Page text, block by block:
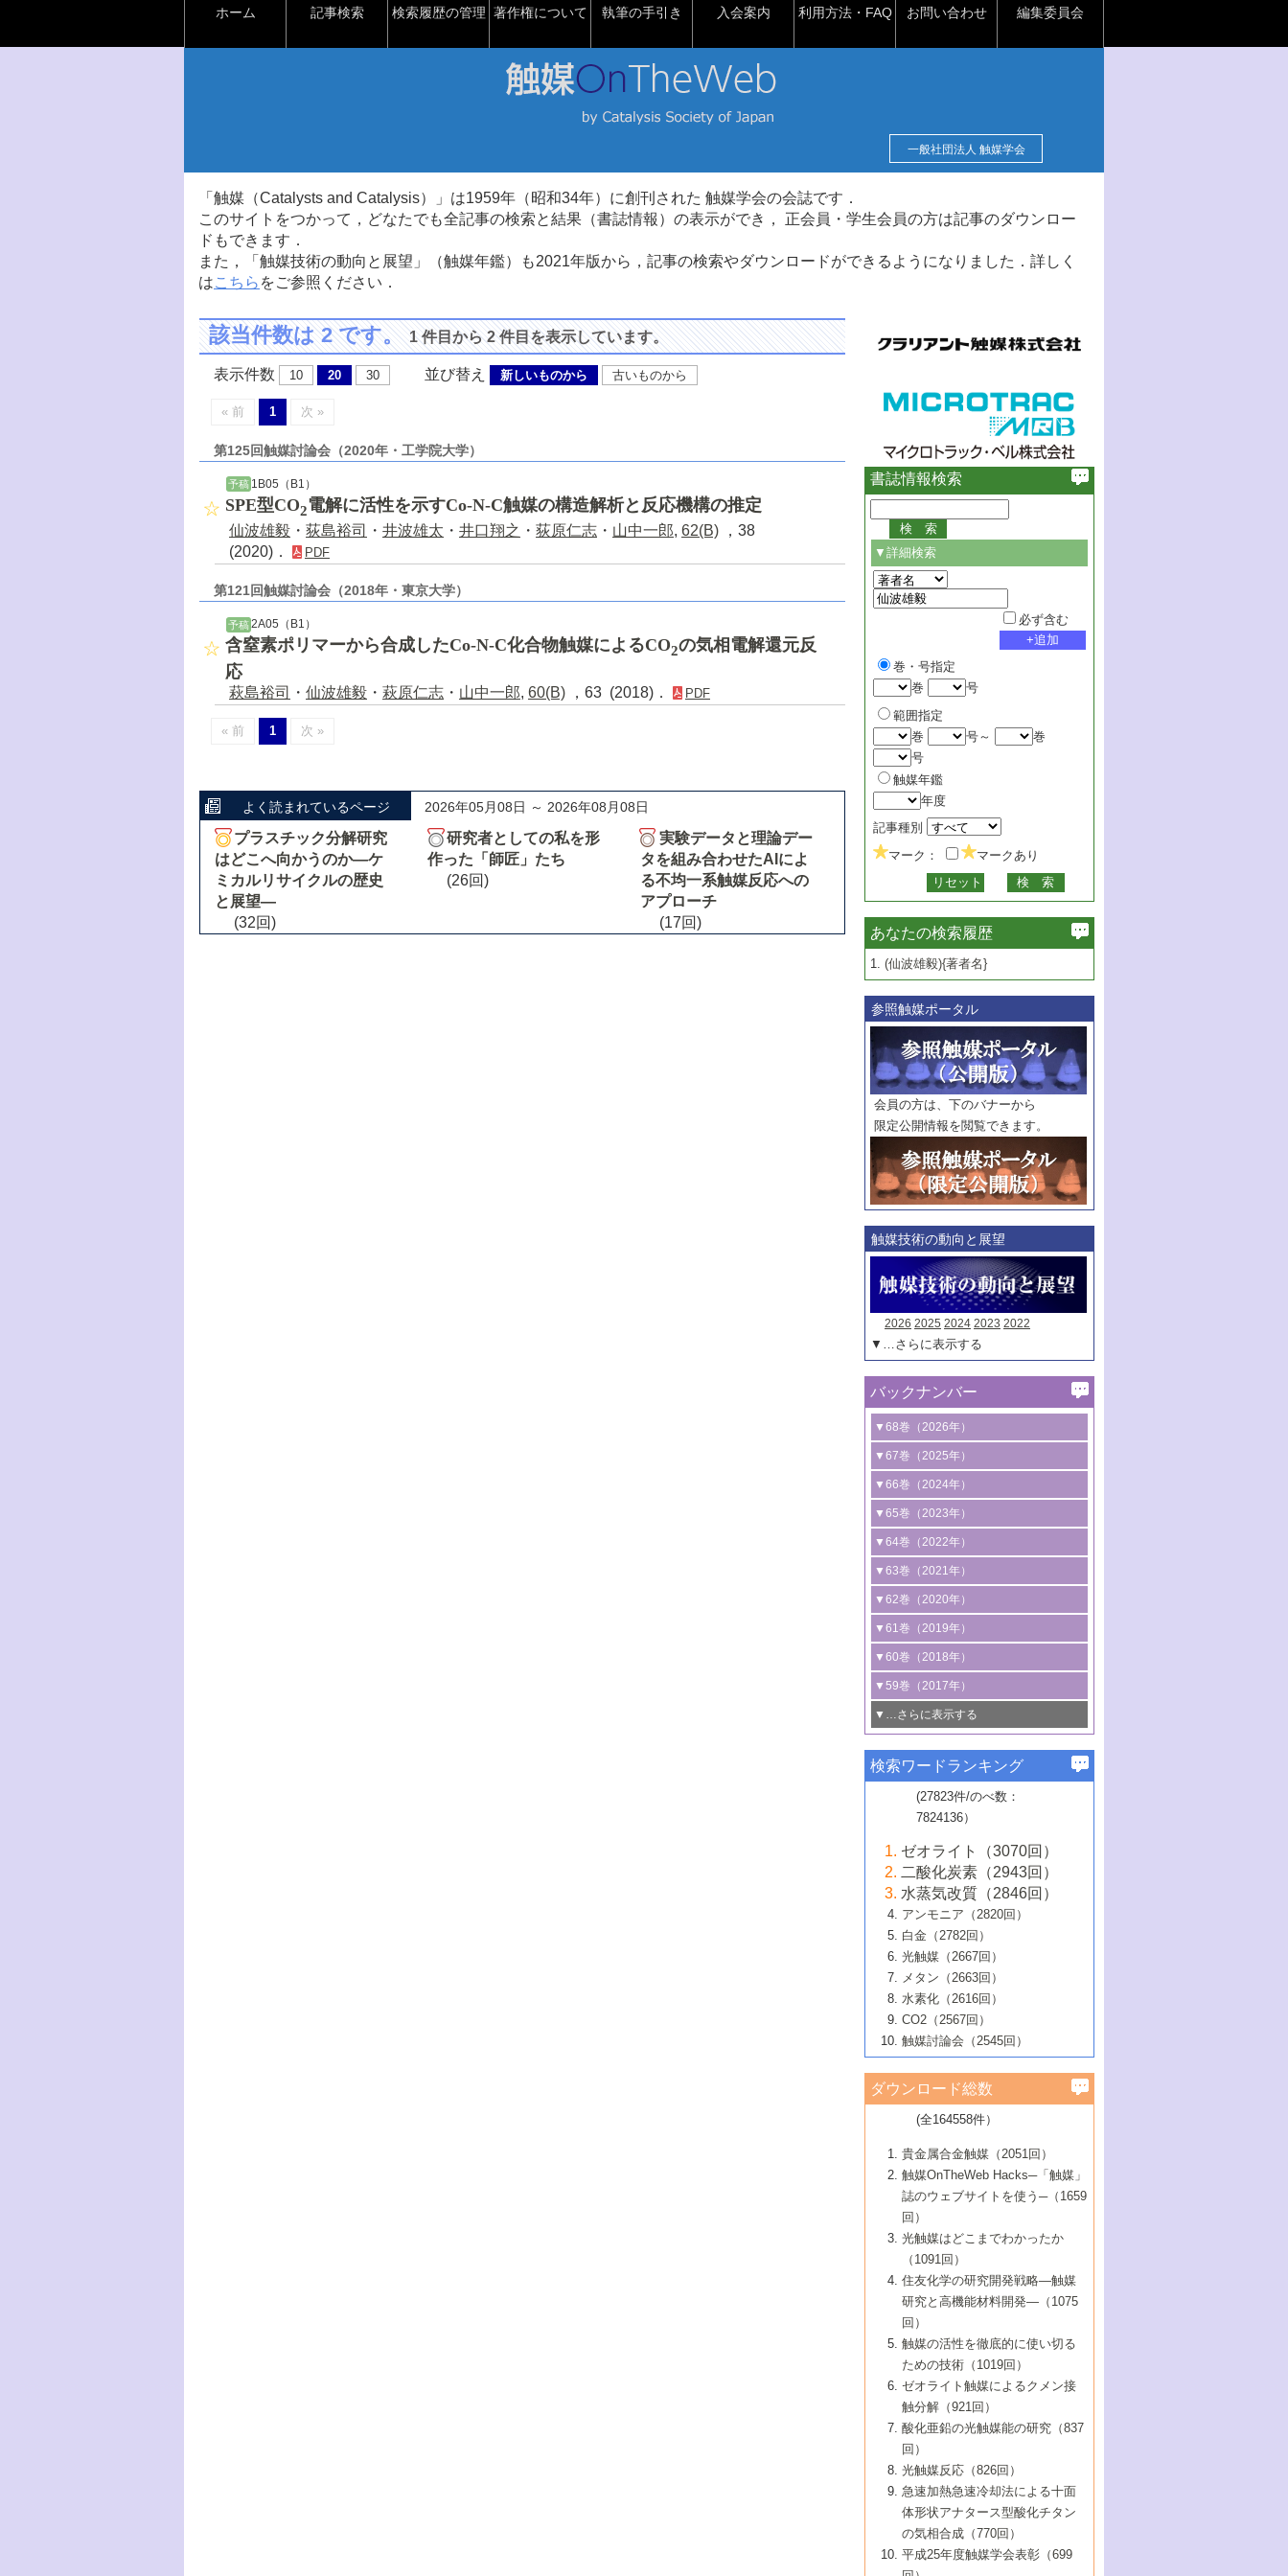
ホーム 記事検索 検索履歴の管理 著作権について 執筆の手引き 入会案内 利用方法・FAQ お問い合わせ 編集委員会
一般社団法人 触媒学会
「触媒（Catalysts and Catalysis）」は1959年（昭和34年）に創刊された 触媒学会の会誌です．
このサイトをつかって，どなたでも全記事の検索と結果（書誌情報）の表示ができ， 正会員・学生会員の方は記事のダウンロー
ドもできます．
また，「触媒技術の動向と展望」（触媒年鑑）も2021年版から，記事の検索やダウンロードができるようになりました．詳しく
はこちら をご参照ください．
該当件数は 2 です。1 件目から 2 件目を表示しています。
表示件数 10 20 30 並び替え 新しいものから 古いものから
« 前 1 次 »
第125回触媒討論会（2020年・工学院大学）
予稿 1B05（B1）
SPE型CO2電解に活性を示すCo-N-C触媒の構造解析と反応機構の推定
仙波雄毅 ・ 荻島裕司 ・ 井波雄太 ・ 井口翔之 ・ 荻原仁志 ・ 山中一郎, 62(B) ，38
(2020)．
PDF
第121回触媒討論会（2018年・東京大学）
予稿 2A05（B1）
含窒素ポリマーから合成したCo-N-C化合物触媒によるCO2の気相電解還元反
応
萩島裕司 ・ 仙波雄毅 ・ 萩原仁志 ・ 山中一郎, 60(B) ，63 (2018)． PDF
« 前 1 次 »
よく読まれているページ 2026年05月08日 ～ 2026年08月08日
プラスチック分解研究
はどこへ向かうのか―ケ
ミカルリサイクルの歴史
と展望―
(32回)
研究者としての私を形
作った「師匠」たち
(26回)
実験データと理論デー
タを組み合わせたAIによ
る不均一系触媒反応への
アプローチ
(17回)
書誌情報検索
▼詳細検索
必ず含む
巻・号指定
巻
号
範囲指定
巻
号～
巻
号
触媒年鑑
年度
記事種別
マーク：
マークあり
あなたの検索履歴
1. (仙波雄毅){著者名}
参照触媒ポータル
会員の方は、下のバナーから
限定公開情報を閲覧できます。
触媒技術の動向と展望
2026 2025 2024 2023 2022
▼…さらに表示する
バックナンバー
▼68巻（2026年）
1号 過酸化水素合成に関する研究動向
2号 コンピューター技術により加速する
触媒開発
3号 有機分子変換やCO 資源化のための
光触媒に関する最近の研究
B号 第137回触媒討論会（2026年）
▼67巻（2025年）
1号 CO
水素化によるグリーン燃料/グリ
ーンケミカル製造
2号 水素製造のための水分解技術に関す
る最近の研究
3号 オレフィン系樹脂の精密合成に関す
る最新技術
4号 アルコール類の効率的変換を実現す
る非貴金属触媒の研究動向
5号 ゼオライトの合成と応用における研
究動向
6号 ヘテロ接合界面
B号 第135回触媒討論会（2025年）
▼66巻（2024年）
1号 低次元ナノ構造を有する触媒材料
2号 規制反応場を活用した固体触媒研究
の新展開
3号 未踏分子変換を目指した酸化触媒プ
ロセスの最前線
4号 シンクロトロン放射光および中性子
線を利用した触媒解析技術の最先端
5号 単原子触媒
6号 参照触媒委員会からのお知らせ
B号 第133回触媒討論会（2023年）
▼65巻（2023年）
1号 炭素が関わる触媒機能
2号 プラスチックケミカルリサイクルの
ための触媒技術
3号 非酸化物系金属化合物を基盤とした
触媒材料の開発
4号 格子酸素・格子酸素欠陥を利用した
触媒反応
5号 生体触媒によるエネルギー変換反応
6号 窒素とリンの循環のための触媒・機
能性材料
▼64巻（2022年）
1号 合成ガス製造とCOを用いるケミカル
ズ合成の最新動向
2号 化学品合成のための合金触媒開発
3号 CO の排出削減および有効活用のた
めの触媒技術
4号 若手による情報発信企画～とびたて
若き触媒の研究者たち～（1）
若き触媒の研究者たち～（2）
6号 石油のノーブル・ユースを志向した
触媒技術
大学：オンライン・対面開催）
▼63巻（2021年）
1号 金触媒の新展開
2号 ペロブスカイト
3号 特殊反応場を利用した触媒的分子変
換反応
4号 多孔質材料を用いた触媒の新展開
5号 情報学的手法を用いた触媒開発
6号 カーボンニュートラルに向けた電解
技術
B号 第127回触媒討論会（2021年・オン
ライン開催(Zoom)のみ）
▼62巻（2020年）
1号 触媒設計を拓く欠陥構造のキャラク
タリゼーション
2号 機能化学品製造に資するクリーンな
触媒的酸化反応
3号 水処理のための触媒化学
4号 光触媒を用いた水分解の最新の研究
動向
5号 次世代の触媒プロセスを支えるマイ
6号 メタン転換技術の最新動向
B号 第125回触媒討論会（2020年・工学
院大学）
▼61巻（2019年）
1号 物質移動制御に着目した触媒プロセ
ス開発
2号 CO2 フリー水素サプライチェーンに
関わる触媒開発動向
3号 精密高分子合成に関する最近の研究
動向
4号 バイオマス化成品製造のための触媒
5号 固体触媒による含窒素有機化合物変
換の最前線
6号 貴金属使用量低減に向けた自動車排
ガス浄化触媒の開発
B号 第123回触媒討論会（2019年・大阪
▼60巻（2018年）
1号 固体酸触媒の最新の研究動向
2号 二酸化炭素からの有用化学品合成
3号 ナノ粒子・クラスター触媒の最前線
4号 60周年記念企画
5号 進化するゼオライト合成技術
6号 非貴金属系触媒における電気化学的
B号 第121回触媒討論会（2018年・東京
大学）
▼59巻（2017年）
1号 いたるところに，触媒
最先端技術
3号 無機分離膜材料の開発と触媒反応プ
ロセスへの適用
5号 水素のふるまいを解き明かす最先端
研究
6号 低級アルカンの有効利用のための触
媒技術
B号 第119回触媒討論会（2017年・首都
大学東京）
▼…さらに表示する
1号 ユニークな構造の高分子を生み出す触
2号 リグニンからの化成品製造に向けた触
媒技術
3号 触媒研究の最先端～とびたて若き研究
者たち～（1）
4号 触媒研究の最先端～とびたて若き研究
者たち～（2）
5号 触媒研究の最先端～とびたて若き研究
者たち～（3）
6号 イオニクス材料と燃料電池・電解合成
の最新の研究動向
B号 第117回触媒討論会（2016年・大阪府
立大学）
▼57巻（2015年）
1号 水素キャリアにかかわる触媒技術の新
2号 石油精製用触媒の最近の進展
3号 固体酸化物形燃料電池（SOFC）におけ
るアノード触媒上での燃料直接改質技術
4号 コアシェル構造の制御による触媒機能
5号 工業触媒およびその周辺技術の最近の
進歩
6号 ナノシート
B号 第115回触媒討論会（2015年・成蹊大
▼56巻（2014年）
2号 光触媒反応機構に関する最新の研究動
向
開発動向
4号 人工光合成に向けた近年のアプローチ
5号 未利用熱エネルギーの有効活用に貢献
する触媒技術
6号 ポリオキソメタレート
B号 第113回触媒討論会（2014年・ロワジ
ールホテル豊橋）
1号 高耐久性燃料電池システム用触媒にお
ける新展開
2号 リビングラジカル重合の最近の動向
3号 天然ガスの化学工業的展開に関する触
媒技術
4号 貴金属触媒の精密構造制御とその活用
5号 バイオマス化成品製造のための固体触
6号 ナノ空間─吸着状態解析から新機能開拓
B号 第111回触媒討論会（2013年・関西大
▼54巻（2012年）
1号 規則性多孔体の利用技術における最近
の進歩
2号 第109回触媒討論会
3号 貴金属低減技術の最新動向
4号 貴金属代替技術の最新動向
5号 光触媒による物質変換反応の新展開
6号 グラフェン
7号 水素を利用する化成品合成の新潮流
▼53巻（2011年）
1号 金属学から見る合金触媒の新展開
2号 第107回触媒討論会
3号 触媒のその場観察法の進歩（１）
4号 触媒のその場観察法の進歩（２）
5号 不活性結合の触媒的活性化による有機
合成
6号 新しい固体酸触媒技術
7号 ゼオライト合成における最近の進歩
▼52巻（2010年）
1号 触媒の劣化対策と長寿命触媒開発
2号 第105回触媒討論会
3号 ナノ構造が拓く新機能
4号 活性サイトおよびその環境の精密な設
計による触媒の高機能化
5号 触媒を有効に使うための技術
7号 有機分子触媒による精密有機合成
8号 高機能化ポリオレフィンに向けた重合
触媒の最近の進展
1号 炭素材料－熱い注目を集める材料－
2号 第103回触媒討論会
3号 環境浄化用光触媒の現状と課題
4号 水素社会の実現に向けた水素製造・貯
蔵技術の進歩
5号 CO2が関わる触媒・材料
7号 持続可能社会実現のための触媒および
触媒関連技術
▼50巻（2008年）
1号 触媒化学と学会のこの10年，半世紀，
そして未来
2号 第101回触媒討論会
4号 錯体を利用したユニークな表面構造の
構築と機能
5号 若手会員による触媒研究の未来展望1：
企業編
6号 第102回触媒討論会
7号 触媒・化学反応における計算化学の進
8号 若手研究者による触媒研究の未来展望
2：大学・研究所編
▼49巻（2007年）
1号 含フッ素化合物の合成と触媒
2号 第99回触媒討論会
3号 実用的ファインケミカル合成プロセス
を実現する触媒
5号 こんな物質，あんな物質―新たな触媒
の可能性―
7号 『結晶の化学』を活かした触媒研究
8号 イオン液体の応用
▼48巻（2006年）
1号 固体酸触媒の最近の進歩
2号 第97回触媒討論会
3号 リビング重合触媒の最近の展開
5号 水素製造・貯蔵のための触媒技術の新
しい展開
6号 第98回触媒討論会
7号 基礎化学品製造の触媒技術
8号 多機能型リアクター
1号 最近の触媒担体とその効果
2号 第95回触媒討論会
4号 水分解用光触媒材料
5号 時間分解分光の進歩と応用
6号 第96回触媒討論会
8号 超臨界流体を用いた化学プロセスの新
▼46巻（2004年）
1号 部分酸化反応触媒の最前線
2号 第93回触媒討論会
3号 特殊エネルギー場の触媒反応
4号 生体内における金属の触媒作用
5号 ファインケミカルズの展開に寄与する
6号 第94回触媒討論会
7号 サブナノレベルでみた新しい表面現象
8号 オレフィン重合触媒の新たな展
▼45巻（2003年）
1号 なぜこの触媒が良いのか？
2号 第91回触媒討論会
3号 最近の自動車排ガス処理技術
4号 触媒研究の現状と将来─第90回触媒討論
5号 基礎化学品製造の触媒技術
6号 第92回触媒討論会
7号 基礎化学品製造の触媒技術
8号 資源の循環と触媒技術
▼44巻（2002年）
1号 高次制御された触媒の化学
2号 第89回触媒討論会
3号 触媒を利用した電気化学の新展開
4号 ナノ材料の調製と機能化
5号 こんな触媒が欲しい
6号 第90回触媒討論会
7号 触媒研究と学術雑誌/情報
8号 若い世代からみた触媒化学の現状と未
▼43巻（2001年）
1号 グリーンケミストリーと触媒
2号 第87回触媒討論会特集号
3号 生体触媒とバイオプロセス
4号 水素製造・利用の触媒化学
5号 触媒研究における新しい切り口：コン
ビナトリアルケミストリー
6号 第88回触媒討論会特集号
7号 企業における触媒研究のブレークスル
8号 この材料を触媒として使ってみません
▼42巻（2000年）
1号 触媒反応工学の明日を拓く
2号 第85回触媒討論会
3号 反応ダイナミクス
5号 触媒のおもしろさをどのように伝える
6号 第86回触媒討論会
7号 水素化精製触媒の新しい展開
8号 新しい反応性と機能性を目指した金属
クラスタ-化学
▼41巻（1999年）
1号 孔、穴、あな?-特異な空間とその利用-
2号 第83回触媒討論会
3号 均一系触媒反応最前線
4号 実用炭素材料の新展開
5号 研究の方法論を考える
7号 機能性金属材料と触媒
8号 触媒研究へのNMRの応用と展望
▼40巻（1998年）
進展と21世紀への提言/創立40周年記念・触
媒学会この10年の歩みとこれから/創立40周
2号 第81回触媒討論会
3号 計算機触媒化学へのさそい
4号 触媒劣化の制御と予測
5号 最新の実用プロセスと触媒
6号 第82回触媒討論会
7号 ナノ構造体の化学
8号 あの反応は今
1号 均一系と不均一系触媒反応-その特徴と
接点
2号 第79回触媒討論会
3号 最新NO除去触媒の実用化研究
4号 新しい反応場を目指した触媒調製
5号 反応・分離技術の新しい展開
6号 第80回触媒討論会
8号 AFMでみる世界
▼38巻（1996年）
1号 触媒の構造と触媒作用/C1化学を中心と
する21世紀への触媒
3号 オリンピックメダル:金・銀・銅はどん
な触媒作用を示すか
4号 触媒作用における機能の複合化
5号 未来を拓け！若手研究者
6号 第78回触媒討論会
7号 ダイナミックな領域への触媒研究の展
開/C1化学を中心とする21世紀への触媒
▼37巻（1995年）
1号 ファインケミカルズと固体触媒
2号 第75回触媒討論会
3号 希土類を利用した触媒
4号 触媒とリサイクル
5号 エネルギー変換触媒
6号 第76回触媒討論会
7号 表面吸着相の新しい展開
8号 マイクロポーラス・クリスタル触媒の
▼36巻（1994年）
1号 電気化学と触媒
2号 第73回触媒討論会
3号 C4化学の展開
4号 《通常号》
5号 《通常号》
6号 第74回触媒討論会
▼35巻（1993年）
1号 工業触媒開発マニュアル―探索から工
業化まで
2号 第71回触媒討論会
3号 研究開発のうらおもて―着想と展開
4号 触媒劣化と寿命の予測
5号 環境に優しい触媒
▼34巻（1992年）
1号 インパクトを与えたこの研究
2号 第69回触媒討論会
3号 ケミカルズ合成触媒―新しい展開と応
▼33巻（1991年）
1号 触媒プロセス開発マニュアル―探索か
ら工業化まで，知っておきたいこと PartII
2号 第67回触媒討論会
▼32巻（1990年）
1号 21世紀に向けて触媒研究の飛躍をめざ
す―触媒化学の裾野を広げよう
2号 第65回触媒討論会
▼31巻（1989年）
1号 情報科学と反応設計・材料設計
▼30巻（1988年）
検索ワードランキング
(27823件/のべ数：
7824136）
ゼオライト（3070回）
二酸化炭素（2943回）
水蒸気改質（2846回）
アンモニア（2820回）
白金（2782回）
光触媒（2667回）
メタン（2663回）
水素化（2616回）
CO2（2567回）
触媒討論会（2545回）
ダウンロード総数
(全164558件）
貴金属合金触媒（2051回）
触媒OnTheWeb Hacks─「触媒」
誌のウェブサイトを使う─（1659
回）
光触媒はどこまでわかったか
（1091回）
住友化学の研究開発戦略―触媒
研究と高機能材料開発―（1075
回）
触媒の活性を徹底的に使い切る
ための技術（1019回）
ゼオライト触媒によるクメン接
触分解（921回）
酸化亜鉛の光触媒能の研究（837
回）
光触媒反応（826回）
急速加熱急速冷却法による十面
体形状アナタース型酸化チタン
の気相合成（770回）
平成25年度触媒学会表彰（699